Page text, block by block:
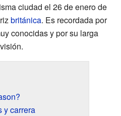
ciudad el 26 de enero de
británica. Es recordada por
conocidas y por su larga
y carrera